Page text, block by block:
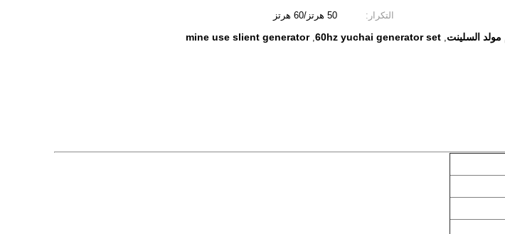
التكرار:
50 هرتز/60 هرتز
,
60hz yuchai generator set
,
mine use slient generator